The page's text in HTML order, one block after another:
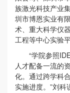
族激光科技产业
圳市博恩实业有
术、重大科学仪
工程等中心实验平
“学院参照
人才配备一流的
化。通过跨学科
实施进度。”刘科